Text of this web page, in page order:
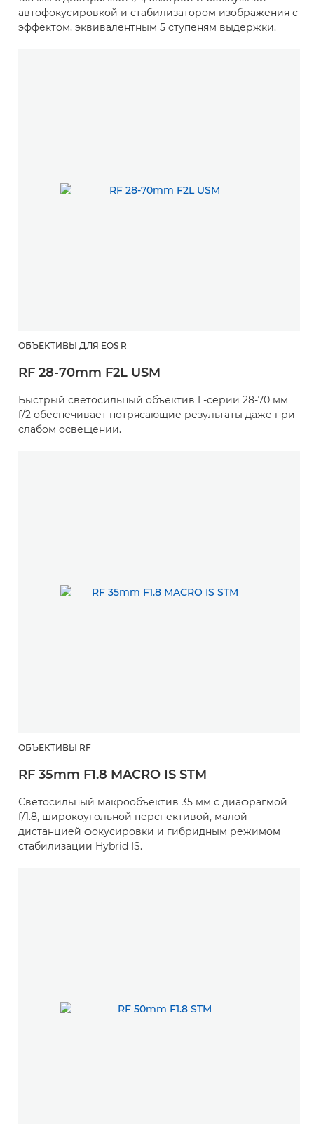
автофокусировкой и стабилизатором изображения с
эффектом, эквивалентным 5 ступеням выдержки.
ОБЪЕКТИВЫ ДЛЯ EOS R
RF 28-70mm F2L USM
Быстрый светосильный объектив L-серии 28-70 мм
f/2 обеспечивает потрясающие результаты даже при
слабом освещении.
ОБЪЕКТИВЫ RF
RF 35mm F1.8 MACRO IS STM
Светосильный макрообъектив 35 мм с диафрагмой
f/1.8, широкоугольной перспективой, малой
дистанцией фокусировки и гибридным режимом
стабилизации Hybrid IS.